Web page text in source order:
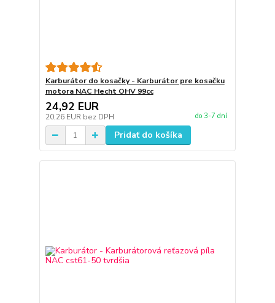
Karburátor do kosačky - Karburátor pre kosačku
motora NAC Hecht OHV 99cc
24,92 EUR
20,26 EUR bez DPH do 3-7 dní
Pridať do košíka